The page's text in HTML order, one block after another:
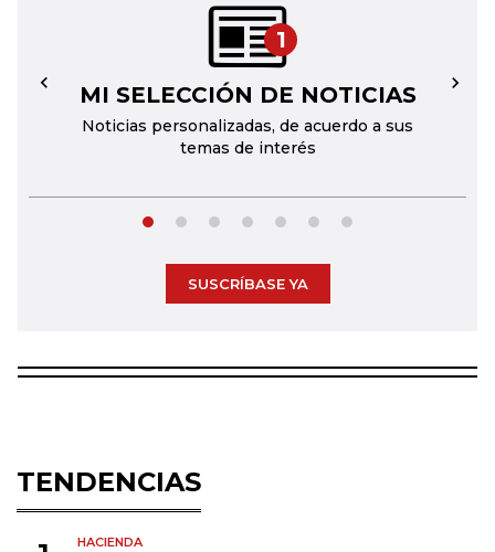
1
MI SELECCIÓN DE NOTICIAS
Noticias personalizadas, de acuerdo a sus
temas de interés
← →
SUSCRÍBASE YA
TENDENCIAS
HACIENDA